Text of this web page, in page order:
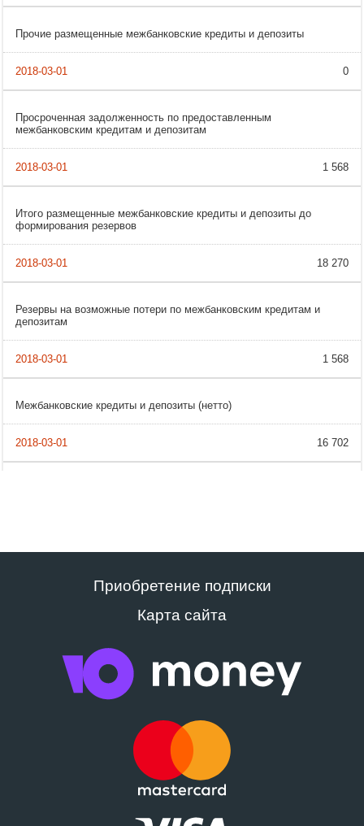
Прочие размещенные межбанковские кредиты и депозиты
0
Просроченная задолженность по предоставленным
межбанковским кредитам и депозитам
1 568
Итого размещенные межбанковские кредиты и депозиты до
формирования резервов
18 270
Резервы на возможные потери по межбанковским кредитам и
депозитам
1 568
Межбанковские кредиты и депозиты (нетто)
16 702
Приобретение подписки
Карта сайта